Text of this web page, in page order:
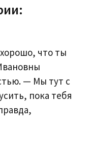
что ты
— Мы тут с
пока тебя